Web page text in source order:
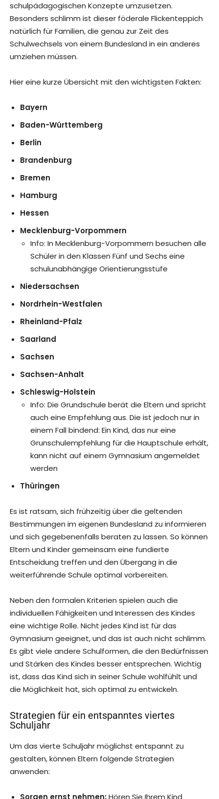
schulpädagogischen Konzepte umzusetzen.
Besonders schlimm ist dieser föderale Flickenteppich
natürlich für Familien, die genau zur Zeit des
Schulwechsels von einem Bundesland in ein anderes
umziehen müssen.
Hier eine kurze Übersicht mit den wichtigsten Fakten:
Bayern
Baden-Württemberg
Berlin
Brandenburg
Bremen
Hamburg
Hessen
Mecklenburg-Vorpommern
Info: In Mecklenburg-Vorpommern besuchen alle
Schüler in den Klassen Fünf und Sechs eine
schulunabhängige Orientierungsstufe
Niedersachsen
Nordrhein-Westfalen
Rheinland-Pfalz
Saarland
Sachsen
Sachsen-Anhalt
Schleswig-Holstein
Info: Die Grundschule berät die Eltern und spricht
auch eine Empfehlung aus. Die ist jedoch nur in
einem Fall bindend: Ein Kind, das nur eine
Grunschulempfehlung für die Hauptschule erhält,
kann nicht auf einem Gymnasium angemeldet
werden
Thüringen
Es ist ratsam, sich frühzeitig über die geltenden
Bestimmungen im eigenen Bundesland zu informieren
und sich gegebenenfalls beraten zu lassen. So können
Eltern und Kinder gemeinsam eine fundierte
Entscheidung treffen und den Übergang in die
weiterführende Schule optimal vorbereiten.
Neben den formalen Kriterien spielen auch die
individuellen Fähigkeiten und Interessen des Kindes
eine wichtige Rolle. Nicht jedes Kind ist für das
Gymnasium geeignet, und das ist auch nicht schlimm.
Es gibt viele andere Schulformen, die den Bedürfnissen
und Stärken des Kindes besser entsprechen. Wichtig
ist, dass das Kind sich in seiner Schule wohlfühlt und
die Möglichkeit hat, sich optimal zu entwickeln.
Strategien für ein entspanntes viertes
Schuljahr
Um das vierte Schuljahr möglichst entspannt zu
gestalten, können Eltern folgende Strategien
anwenden:
Sorgen ernst nehmen:Hören Sie Ihrem Kind